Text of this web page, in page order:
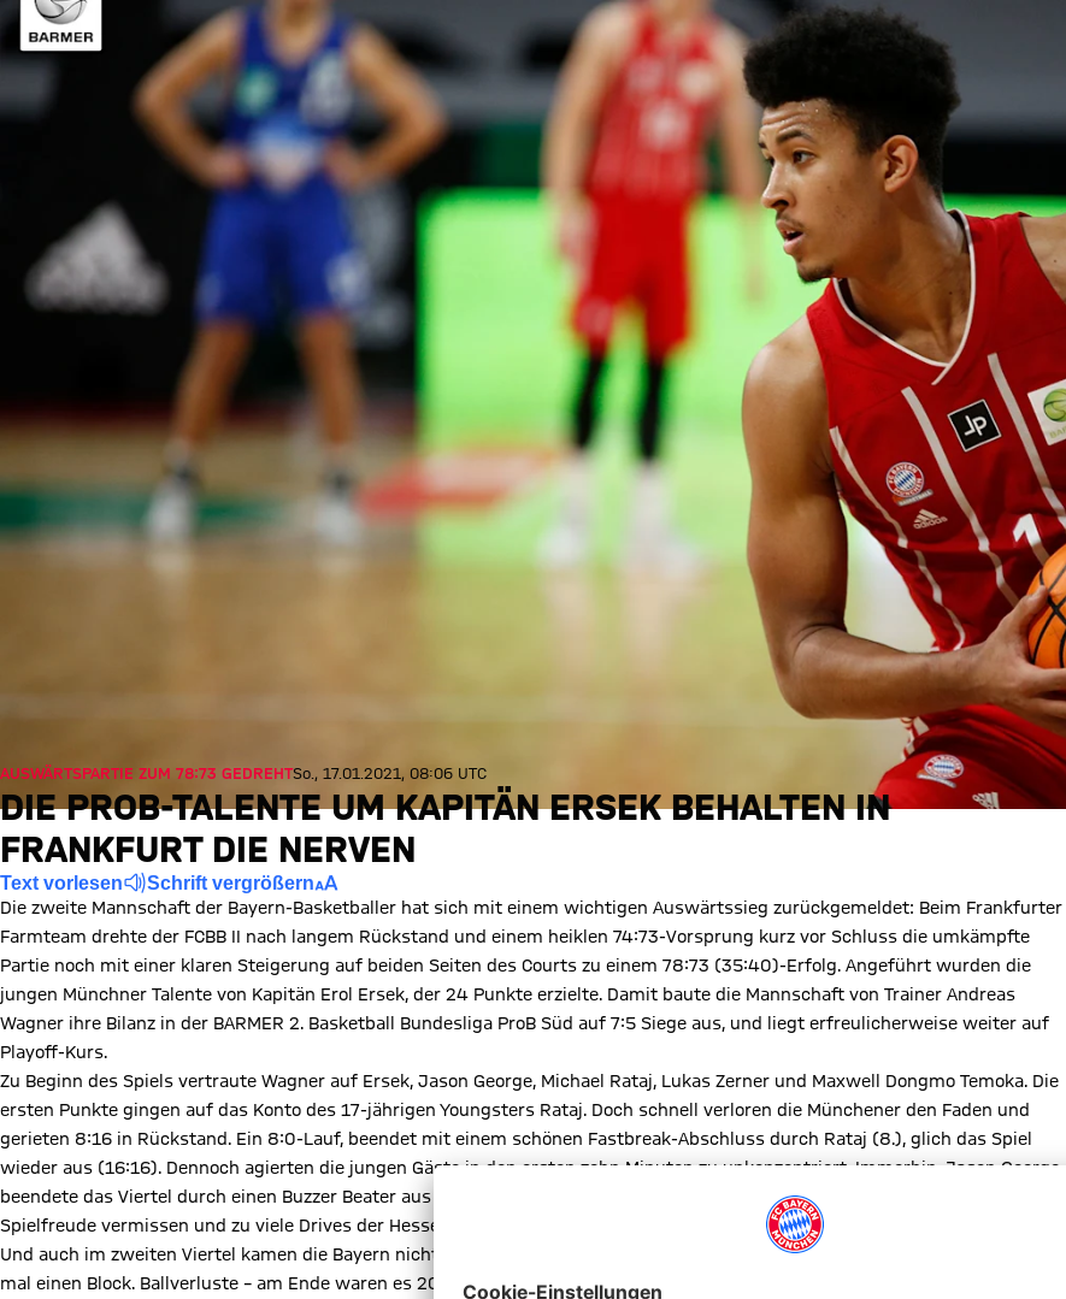
AUSWÄRTSPARTIE ZUM 78:73 GEDREHTSo., 17.01.2021, 08:06 UTC
DIE PROB-TALENTE UM KAPITÄN ERSEK BEHALTEN IN
FRANKFURT DIE NERVEN
Text vorlesen Schrift vergrößern
Die zweite Mannschaft der Bayern-Basketballer hat sich mit einem wichtigen Auswärtssieg zurückgemeldet: Beim Frankfurter
Farmteam drehte der FCBB II nach langem Rückstand und einem heiklen 74:73-Vorsprung kurz vor Schluss die umkämpfte
Partie noch mit einer klaren Steigerung auf beiden Seiten des Courts zu einem 78:73 (35:40)-Erfolg. Angeführt wurden die
jungen Münchner Talente von Kapitän Erol Ersek, der 24 Punkte erzielte. Damit baute die Mannschaft von Trainer Andreas
Wagner ihre Bilanz in der BARMER 2. Basketball Bundesliga ProB Süd auf 7:5 Siege aus, und liegt erfreulicherweise weiter auf
Playoff-Kurs.
Zu Beginn des Spiels vertraute Wagner auf Ersek, Jason George, Michael Rataj, Lukas Zerner und Maxwell Dongmo Temoka. Die
ersten Punkte gingen auf das Konto des 17-jährigen Youngsters Rataj. Doch schnell verloren die Münchener den Faden und
gerieten 8:16 in Rückstand. Ein 8:0-Lauf, beendet mit einem schönen Fastbreak-Abschluss durch Rataj (8.), glich das Spiel
wieder aus (16:16). Dennoch agierten die jungen Gäste in den ersten zehn Minuten zu unkonzentriert. Immerhin, Jason George
beendete das Viertel durch einen Buzzer Beater aus dem Halbfeld. Offensiv, wie Defensiv hatte man allerdings Aggressivität und
Spielfreude vermissen und zu viele Drives der Hessen in die Zone zugelassen – 18:21.
Und auch im zweiten Viertel kamen die Bayern nicht recht in Tritt. Akzente setzte meist nur Ersek, durch einen Dreier und auch
mal einen Block. Ballverluste – am Ende waren es 20 – führten dazu, dass die jungen Skyliners zwischenzeitlich mit elf Punkten